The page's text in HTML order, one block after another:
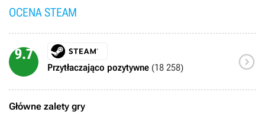
OCENA STEAM
9.7
Przytłaczająco pozytywne (18 258) 
Główne zalety gry